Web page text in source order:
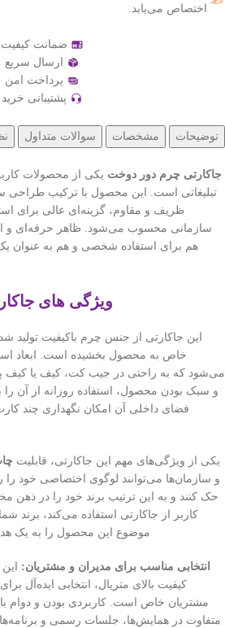
اختصاص می‌یابد.
ضمانت کیفیت
ارسال سریع
پرداخت امن
پشتیبانی خرید
توضیحات مشخصات سوالات متداول
جاکارتی چرم دور دوخت یکی از محصولات
تبلیغاتی است. این محصول با ترکیب طراحی
ظریف و مقاوم، گزینه‌ای عالی برای
سازمانی محسوب می‌شود. ظاهر حرفه‌ای و
هم برای استفاده شخصی و هم به عنوان یک
ویژگی های
این جاکارتی از جنس چرم باکیفیت
خاص به محصول بخشیده است. ابعاد
می‌شود که به راحتی در جیب کت، کیف یا کیف
و سبک بودن محصول، استفاده روزانه از آن
فضای داخلی آن امکان نگهداری چند
یکی از ویژگی‌های مهم این جاکارتی، قابلیت
و سازمان‌ها می‌توانند لوگوی اختصاصی
حک کنند و به این ترتیب برند خود را در ذهن
کاربر از جاکارتی استفاده می‌کند، برند
موضوع این محصول را به یک
انتخابی مناسب برای مدیران و مشتریان:
کیفیت بالای متریال، انتخابی ایده‌آل
مشتریان خاص است. کاربردی بودن و دوام
متفاوت در همایش‌ها، جلسات رسمی و